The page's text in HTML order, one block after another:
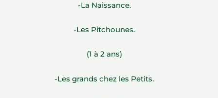
-La Naissance.
-Les Pitchounes.
(1 à 2 ans)
-Les grands chez les Petits.